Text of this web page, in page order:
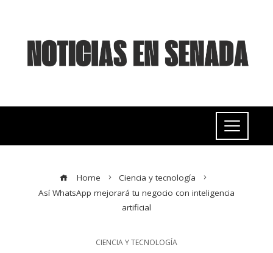
Home
Ciencia y tecnología
Así WhatsApp mejorará tu negocio con inteligencia
artificial
CIENCIA Y TECNOLOGÍA